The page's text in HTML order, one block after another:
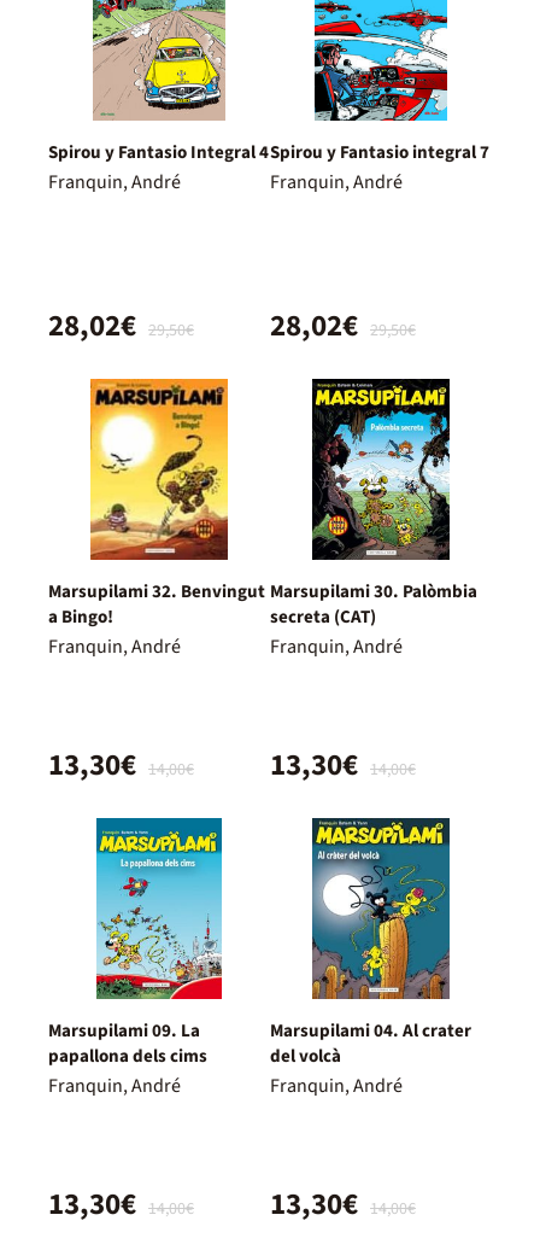
Spirou y Fantasio Integral 4
Franquin, André
29,50€
28,02€
Spirou y Fantasio integral 7
Franquin, André
29,50€
28,02€
Marsupilami 32. Benvingut
a Bingo!
Franquin, André
14,00€
13,30€
Marsupilami 30. Palòmbia
secreta (CAT)
Franquin, André
14,00€
13,30€
Marsupilami 09. La
papallona dels cims
Franquin, André
14,00€
13,30€
Marsupilami 04. Al crater
del volcà
Franquin, André
14,00€
13,30€